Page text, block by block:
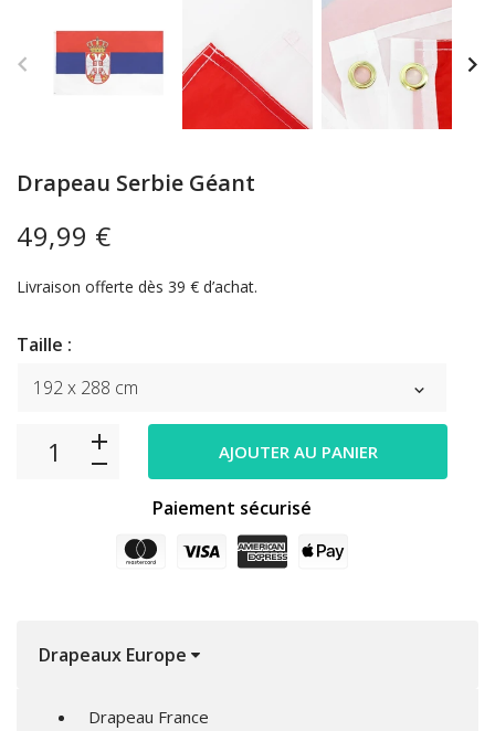
49,99 €
Drapeau Serbie Géant
Livraison offerte dès 39 € d’achat.
Taille :
AJOUTER AU PANIER
Paiement sécurisé
Drapeaux Europe
Drapeau France